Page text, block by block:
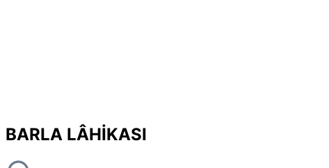
BARLA LÂHİKASI